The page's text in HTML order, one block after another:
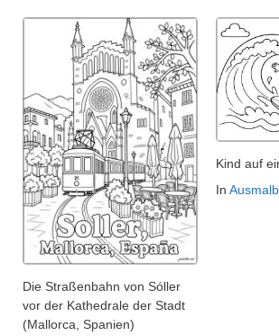
Die Straßenbahn von Sóller
vor der Kathedrale der Stadt
(Mallorca, Spanien)
Kind auf
In